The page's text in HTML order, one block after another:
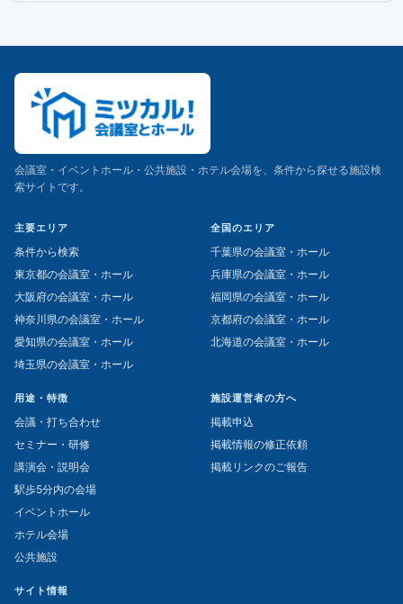
会議室・イベントホール・公共施設・ホテル会場を、条件から探せる施設検
索サイトです。
主要エリア
条件から検索
東京都の会議室・ホール
大阪府の会議室・ホール
神奈川県の会議室・ホール
愛知県の会議室・ホール
埼玉県の会議室・ホール
全国のエリア
千葉県の会議室・ホール
兵庫県の会議室・ホール
福岡県の会議室・ホール
京都府の会議室・ホール
北海道の会議室・ホール
用途・特徴
会議・打ち合わせ
セミナー・研修
講演会・説明会
駅歩5分内の会場
イベントホール
ホテル会場
公共施設
施設運営者の方へ
掲載申込
掲載情報の修正依頼
掲載リンクのご報告
サイト情報